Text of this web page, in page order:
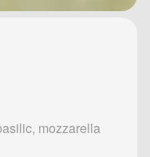
mozzarella